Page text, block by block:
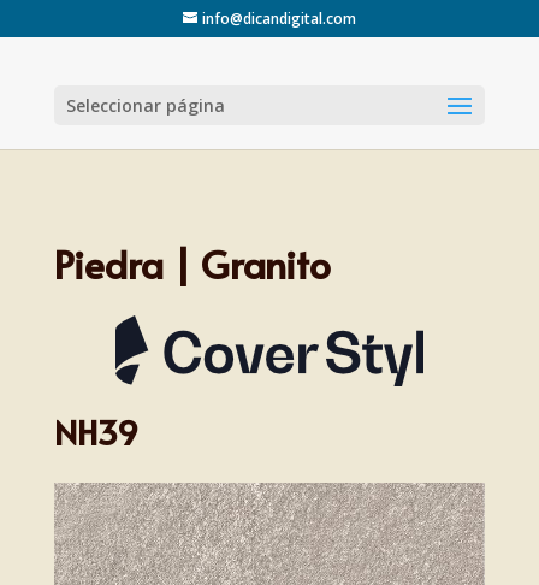
info@dicandigital.com
Seleccionar página
Piedra | Granito
NH39